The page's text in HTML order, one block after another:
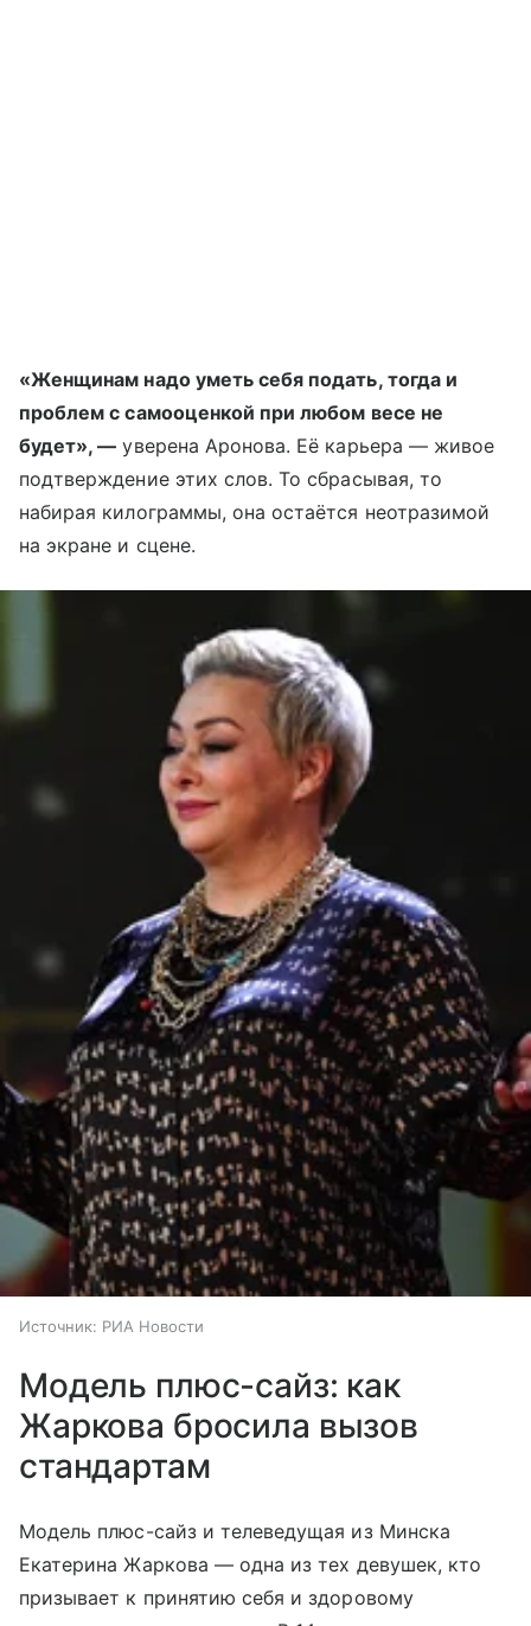
«Женщинам надо уметь себя подать, тогда и
проблем с самооценкой при любом весе не
будет», — уверена Аронова. Её карьера — живое
подтверждение этих слов. То сбрасывая, то
набирая килограммы, она остаётся неотразимой
на экране и сцене.
Источник: РИА Новости
Модель плюс-сайз: как
Жаркова бросила вызов
стандартам
Модель плюс-сайз и телеведущая из Минска
Екатерина Жаркова — одна из тех девушек, кто
призывает к принятию себя и здоровому